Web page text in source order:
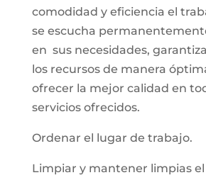
comodidad y eficiencia el
se escucha
en sus necesidades,
los recursos de manera
ofrecer la mejor calidad en
servicios ofrecidos.
Ordenar el lugar de trabajo.
Limpiar y mantener limpias el